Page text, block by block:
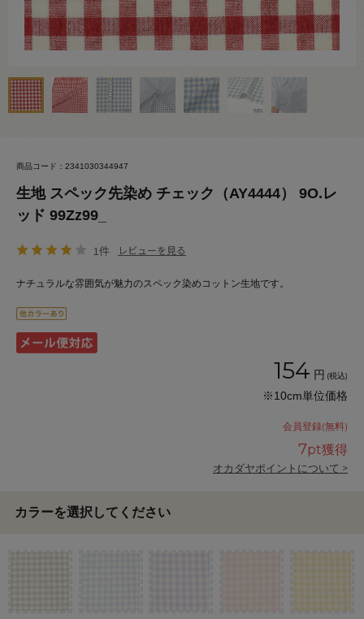
商品コード：2341030344947
生地 スペック先染め チェック（AY4444） 9O.レ
ッド 99Zz99_
1件 レビューを見る
ナチュラルな雰囲気が魅力のスペック染めコットン生地です。
154 円 (税込)
※10cm単位価格
会員登録(無料)
7pt獲得
オカダヤポイントについて >
カラーを選択してください